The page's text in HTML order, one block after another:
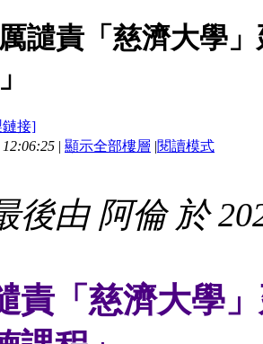
譴責「慈濟大學
鏈接]
| 顯示全部樓層 |閱讀模式
後由 阿倫 於
責「慈濟大學